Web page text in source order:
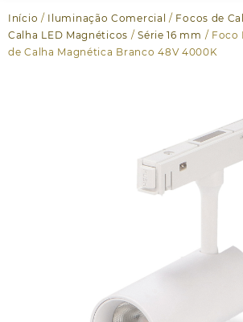
Início / Iluminação Comercial / Focos de
Calha LED Magnéticos /Série 16 mm / Foco
de Calha Magnética Branco 48V 4000K